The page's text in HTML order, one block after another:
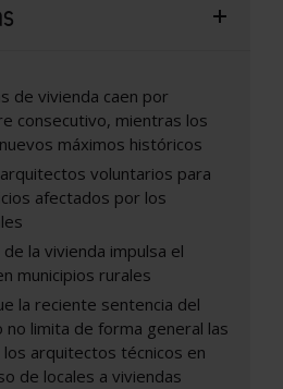
de vivienda caen por
consecutivo, mientras los
máximos históricos
voluntarios para
afectados por los
la vivienda impulsa el
municipios rurales
la reciente sentencia del
no limita de forma general las
arquitectos técnicos en
de locales a viviendas